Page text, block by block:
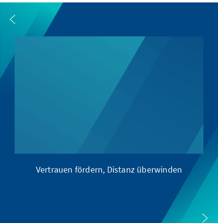
Vertrauen fördern, Distanz überwinden